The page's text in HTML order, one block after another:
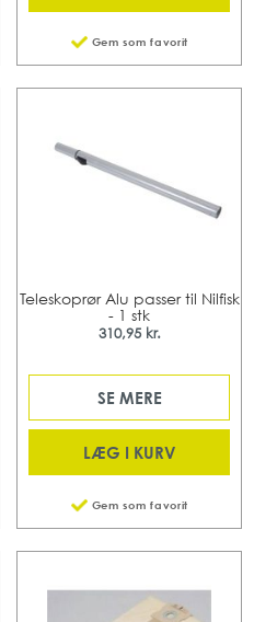
Gem som favorit
Teleskoprør Alu passer til Nilfisk
- 1 stk
310,95 kr.
SE MERE
LÆG I KURV
Gem som favorit